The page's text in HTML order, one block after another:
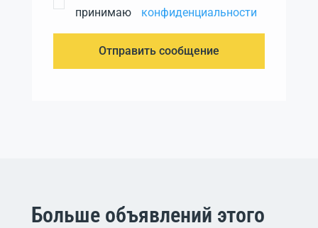
принимаю
конфиденциальности
Отправить сообщение
Больше объявлений этого